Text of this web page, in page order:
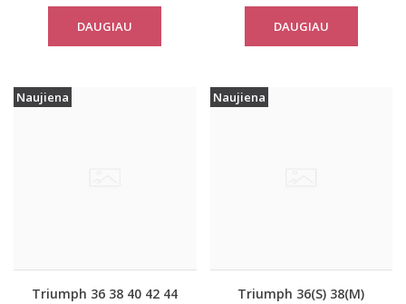
Turtle Neck
DAUGIAU
palaidinė Mix Match
TOP SSL 01 X
DAUGIAU
Naujiena
Triumph 36 38 40 42 44
Naujiena
Triumph 36(S) 38(M)